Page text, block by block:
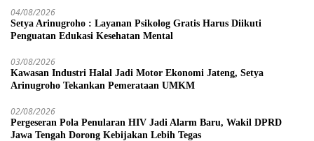
04/08/2026
Setya Arinugroho : Layanan Psikolog Gratis Harus Diikuti
Penguatan Edukasi Kesehatan Mental
03/08/2026
Kawasan Industri Halal Jadi Motor Ekonomi Jateng, Setya
Arinugroho Tekankan Pemerataan UMKM
02/08/2026
Pergeseran Pola Penularan HIV Jadi Alarm Baru, Wakil DPRD
Jawa Tengah Dorong Kebijakan Lebih Tegas